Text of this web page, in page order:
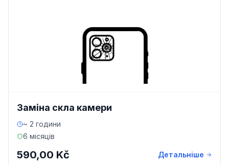
Заміна скла камери
~ 2 години
6 місяців
590,00 Kč Детальніше